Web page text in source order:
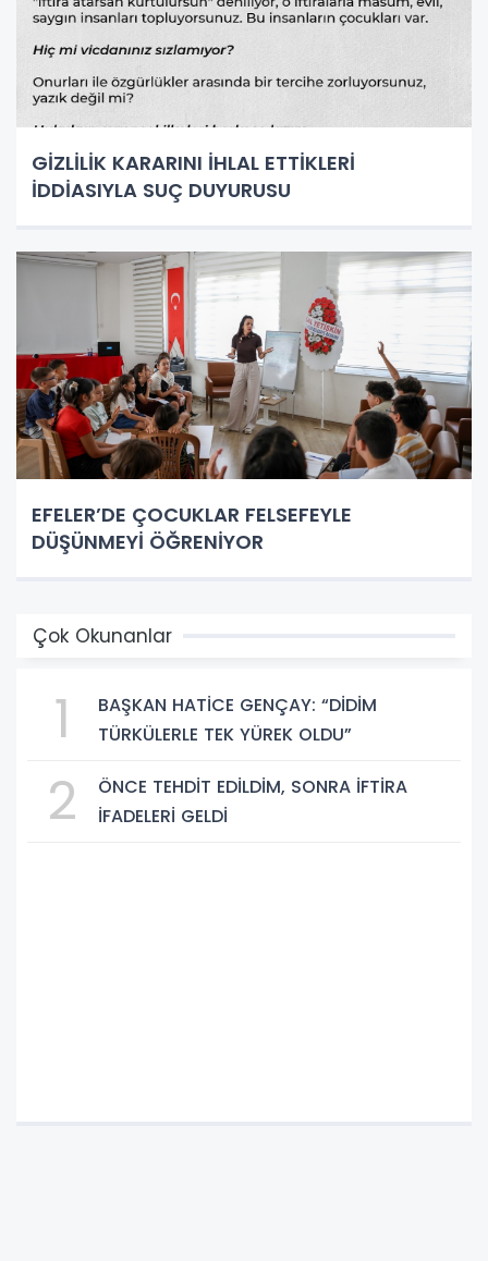
GİZLİLİK KARARINI İHLAL ETTİKLERİ
İDDİASIYLA SUÇ DUYURUSU
EFELER’DE ÇOCUKLAR FELSEFEYLE
DÜŞÜNMEYİ ÖĞRENİYOR
Çok Okunanlar
1
BAŞKAN HATİCE GENÇAY: “DİDİM
TÜRKÜLERLE TEK YÜREK OLDU”
2
ÖNCE TEHDİT EDİLDİM, SONRA İFTİRA
İFADELERİ GELDİ